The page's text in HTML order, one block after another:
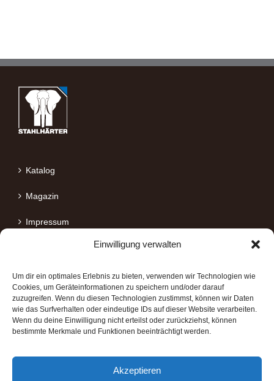
Einwilligung verwalten
Um dir ein optimales Erlebnis zu bieten, verwenden wir Technologien wie
Cookies, um Geräteinformationen zu speichern und/oder darauf
zuzugreifen. Wenn du diesen Technologien zustimmst, können wir Daten
wie das Surfverhalten oder eindeutige IDs auf dieser Website verarbeiten.
Wenn du deine Einwilligung nicht erteilst oder zurückziehst, können
bestimmte Merkmale und Funktionen beeinträchtigt werden.
Akzeptieren
Katalog
Magazin
Impressum
STAHLHÄRTER MARKENQUALITÄT
✓ Zuverlässig